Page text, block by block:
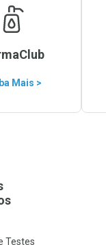
Mais >
Testes